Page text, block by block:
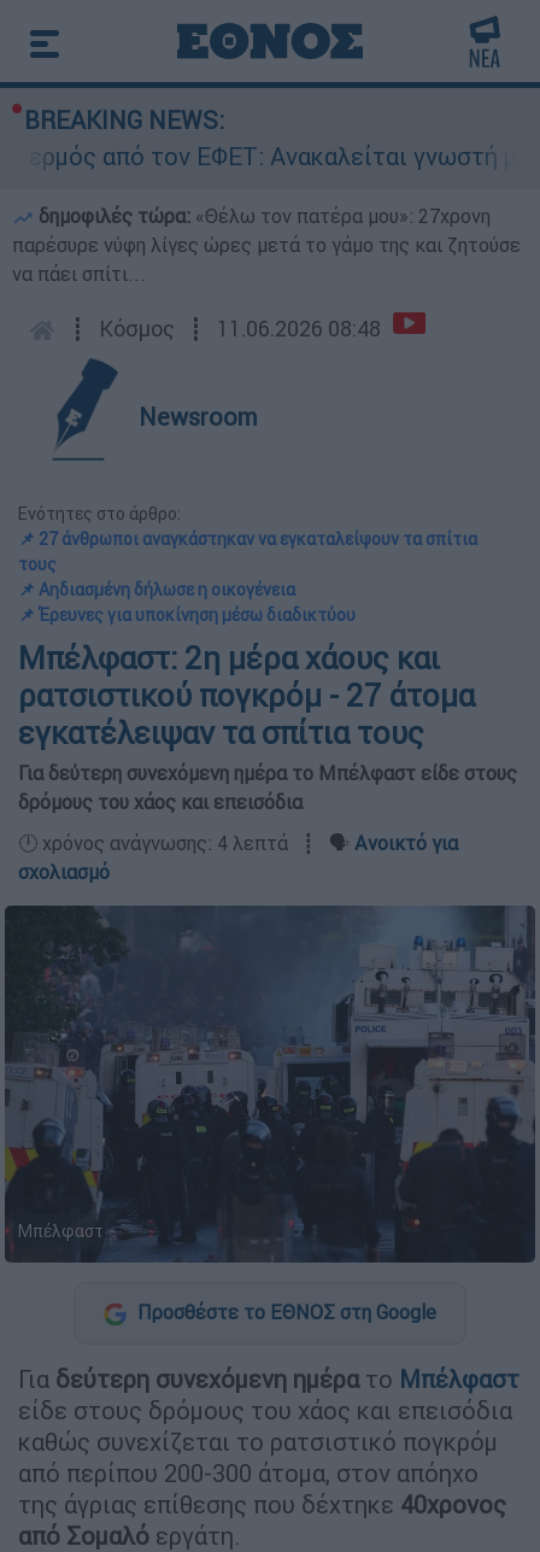
BREAKING NEWS:
τον ΕΦΕΤ: Ανακαλείται γνωστή μαρμελάδα
δημοφιλές τώρα: «Θέλω τον πατέρα μου»: 27χρονη
παρέσυρε νύφη λίγες ώρες μετά το γάμο της και ζητούσε
να πάει σπίτι...
┋ Κόσμος ┋ 11.06.2026 08:48
Newsroom
Ενότητες στο άρθρο:
📌 27 άνθρωποι αναγκάστηκαν να εγκαταλείψουν τα σπίτια
τους
📌 Αηδιασμένη δήλωσε η οικογένεια
📌 Έρευνες για υποκίνηση μέσω διαδικτύου
Μπέλφαστ: 2η μέρα χάους και
ρατσιστικού πογκρόμ - 27 άτομα
εγκατέλειψαν τα σπίτια τους
Για δεύτερη συνεχόμενη ημέρα το Μπέλφαστ είδε στους
δρόμους του χάος και επεισόδια
🕛 χρόνος ανάγνωσης: 4 λεπτά ┋ 🗣️ Ανοικτό για
σχολιασμό
Μπέλφαστ
Προσθέστε το ΕΘΝΟΣ στη Google
Για δεύτερη συνεχόμενη ημέρατο Μπέλφαστ
είδε στους δρόμους του χάος και επεισόδια
καθώς συνεχίζεται το ρατσιστικό πογκρόμ
από περίπου 200-300 άτομα, στον απόηχο
της άγριας επίθεσης που δέχτηκε 40χρονος
από Σομαλό εργάτη.